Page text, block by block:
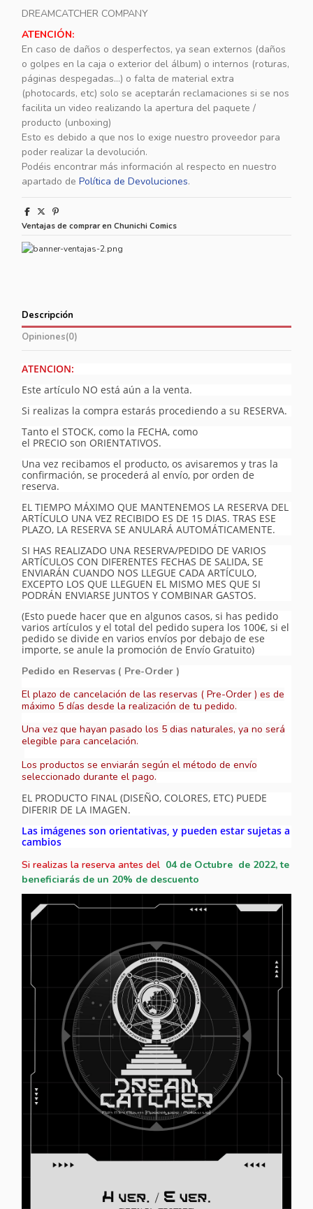
DREAMCATCHER COMPANY
ATENCIÓN:
En caso de daños o desperfectos, ya sean externos (daños
o golpes en la caja o exterior del álbum) o internos (roturas,
páginas despegadas...) o falta de material extra
(photocards, etc) solo se aceptarán reclamaciones si se nos
facilita un video realizando la apertura del paquete /
producto (unboxing)
Esto es debido a que nos lo exige nuestro proveedor para
poder realizar la devolución.
Podéis encontrar más información al respecto en nuestro
apartado de Política de Devoluciones.
Ventajas de comprar en Chunichi Comics
Descripción
Opiniones(0)
ATENCION:
Este artículo NO está aún a la venta.
Si realizas la compra estarás procediendo a su RESERVA.
Tanto el STOCK, como la FECHA, como
el PRECIO son ORIENTATIVOS.
Una vez recibamos el producto, os avisaremos y tras la
confirmación, se procederá al envío, por orden de
reserva.
EL TIEMPO MÁXIMO QUE MANTENEMOS LA RESERVA DEL
ARTÍCULO UNA VEZ RECIBIDO ES DE 15 DIAS. TRAS ESE
PLAZO, LA RESERVA SE ANULARÁ AUTOMÁTICAMENTE.
SI HAS REALIZADO UNA RESERVA/PEDIDO DE VARIOS
ARTÍCULOS CON DIFERENTES FECHAS DE SALIDA, SE
ENVIARÁN CUANDO NOS LLEGUE CADA ARTÍCULO,
EXCEPTO LOS QUE LLEGUEN EL MISMO MES QUE SI
PODRÁN ENVIARSE JUNTOS Y COMBINAR GASTOS.
(Esto puede hacer que en algunos casos, si has pedido
varios artículos y el total del pedido supera los 100€, si el
pedido se divide en varios envíos por debajo de ese
importe, se anule la promoción de Envío Gratuito)
Pedido en Reservas ( Pre-Order )
El plazo de cancelación de las reservas ( Pre-Order ) es de
máximo 5 días desde la realización de tu pedido.
Una vez que hayan pasado los 5 dias naturales, ya no será
elegible para cancelación.
Los productos se enviarán según el método de envío
seleccionado durante el pago.
EL PRODUCTO FINAL (DISEÑO, COLORES, ETC) PUEDE
DIFERIR DE LA IMAGEN.
Las imágenes son orientativas, y pueden estar sujetas a
cambios
Si realizas la reserva antes del 04de Octubre de 2022, te
beneficiarás de un 20% de descuento